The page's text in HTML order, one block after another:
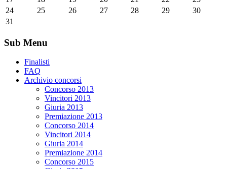
24
25 26 27 28 29
30
31
Sub Menu
Finalisti
FAQ
Archivio concorsi
Concorso 2013
Vincitori 2013
Giuria 2013
Premiazione 2013
Concorso 2014
Vincitori 2014
Giuria 2014
Premiazione 2014
Concorso 2015